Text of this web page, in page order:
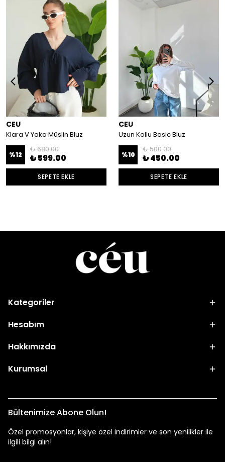
CEU
Klara V Yaka Müslin Bluz
%12
₺ 680.00
₺ 599.00
SEPETE EKLE
CEU
Uzun Kollu Basic Bluz
%10
₺ 500.00
₺ 450.00
SEPETE EKLE
Kategoriler
Hesabım
Hakkımızda
Kurumsal
Bültenimize Abone Olun!
Özel promosyonlar, kişiye özel indirimler ve son yenilikler ile
ilgili bilgi alın!